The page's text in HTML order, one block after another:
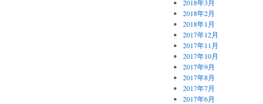
2018年3月
2018年2月
2018年1月
2017年12月
2017年11月
2017年10月
2017年9月
2017年8月
2017年7月
2017年6月